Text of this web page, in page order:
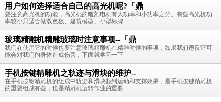
用户如何选择适合自己的高光机呢?「鼎
要注意高光机的功能，高光机的雕刻电机有大功率和小功率之分。有些高光机功
率较小只适合做双色板、建筑模型、小型标牌
玻璃精雕机精雕玻璃时注意事项--「鼎
我们在使用它的时候也要注意玻璃精雕机在精雕时候的事项，如果我们违反它可
能会对我们的身体造成伤害，下面就学习一下
手机按键精雕机之轨迹与滑块的维护--
在手机按键精雕机的组成中轨迹和滑块起到运动和支撑效果，是手机按键精雕机
的重要组成有些，也是精雕机运转作业的重要